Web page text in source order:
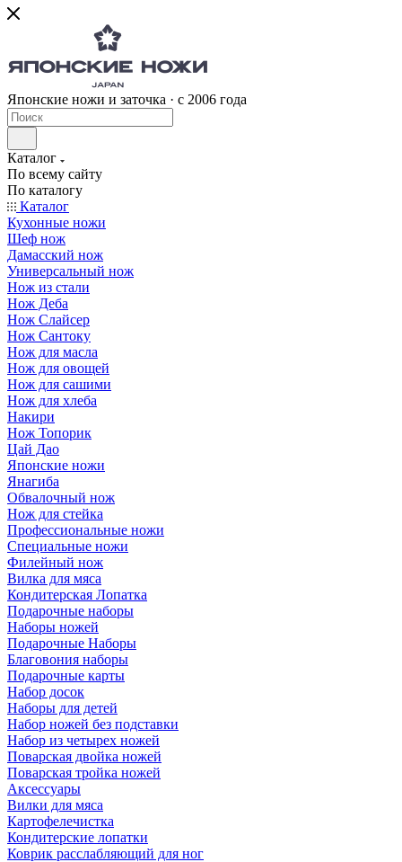
Японские ножи и заточка · с 2006 года
Каталог
По всему сайту
По каталогу
Каталог
Кухонные ножи
Шеф нож
Дамасский нож
Универсальный нож
Нож из стали
Нож Деба
Нож Слайсер
Нож Сантоку
Нож для масла
Нож для овощей
Нож для сашими
Нож для хлеба
Накири
Нож Топорик
Цай Дао
Японские ножи
Янагиба
Обвалочный нож
Нож для стейка
Профессиональные ножи
Специальные ножи
Филейный нож
Вилка для мяса
Кондитерская Лопатка
Подарочные наборы
Наборы ножей
Подарочные Наборы
Благовония наборы
Подарочные карты
Набор досок
Наборы для детей
Набор ножей без подставки
Набор из четырех ножей
Поварская двойка ножей
Поварская тройка ножей
Аксессуары
Вилки для мяса
Картофелечистка
Кондитерские лопатки
Коврик расслабляющий для ног